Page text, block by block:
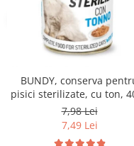
BUNDY, conserva
pisici sterilizate, cu ton,
7,98 Lei
7,49 Lei